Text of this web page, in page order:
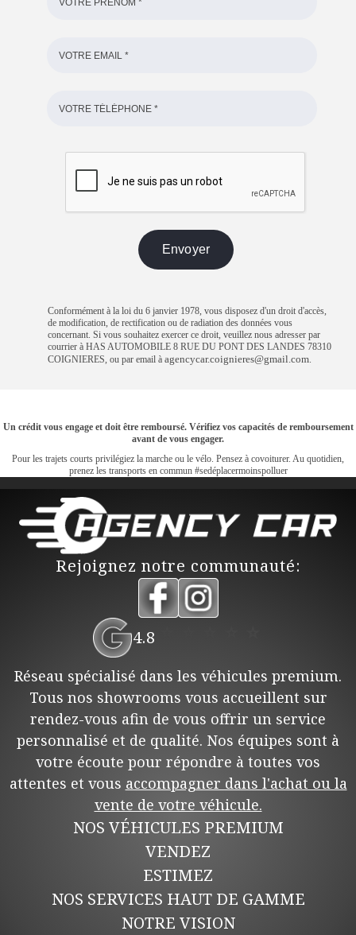
Conformément à la loi du 6 janvier 1978, vous disposez d'un droit d'accès,
de modification, de rectification ou de radiation des données vous
concernant. Si vous souhaitez exercer ce droit, veuillez nous adresser par
courrier à HAS AUTOMOBILE 8 RUE DU PONT DES LANDES 78310
COIGNIERES, ou par email à agencycar.coignieres@gmail.com.
Un crédit vous engage et doit être remboursé. Vérifiez vos capacités de remboursement
avant de vous engager.
Pour les trajets courts privilégiez la marche ou le vélo. Pensez à covoiturer. Au quotidien,
prenez les transports en commun #sedéplacermoinspolluer
Rejoignez notre communauté:
4.8
Réseau spécialisé dans les véhicules premium.
Tous nos showrooms vous accueillent sur
rendez-vous afin de vous offrir un service
personnalisé et de qualité. Nos équipes sont à
votre écoute pour répondre à toutes vos
attentes et vous accompagner dans l'achat ou la
vente de votre véhicule.
NOS VÉHICULES PREMIUM
VENDEZ
ESTIMEZ
NOS SERVICES HAUT DE GAMME
NOTRE VISION